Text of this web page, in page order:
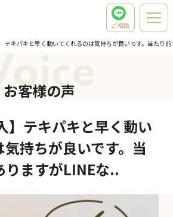
ご相談
テキパキと早く動いてくれるのは気持ちが良いです。当たり
Voice
お客様の声
】テキパキと早く動い
持ちが良いです。当
りますがLINEな..